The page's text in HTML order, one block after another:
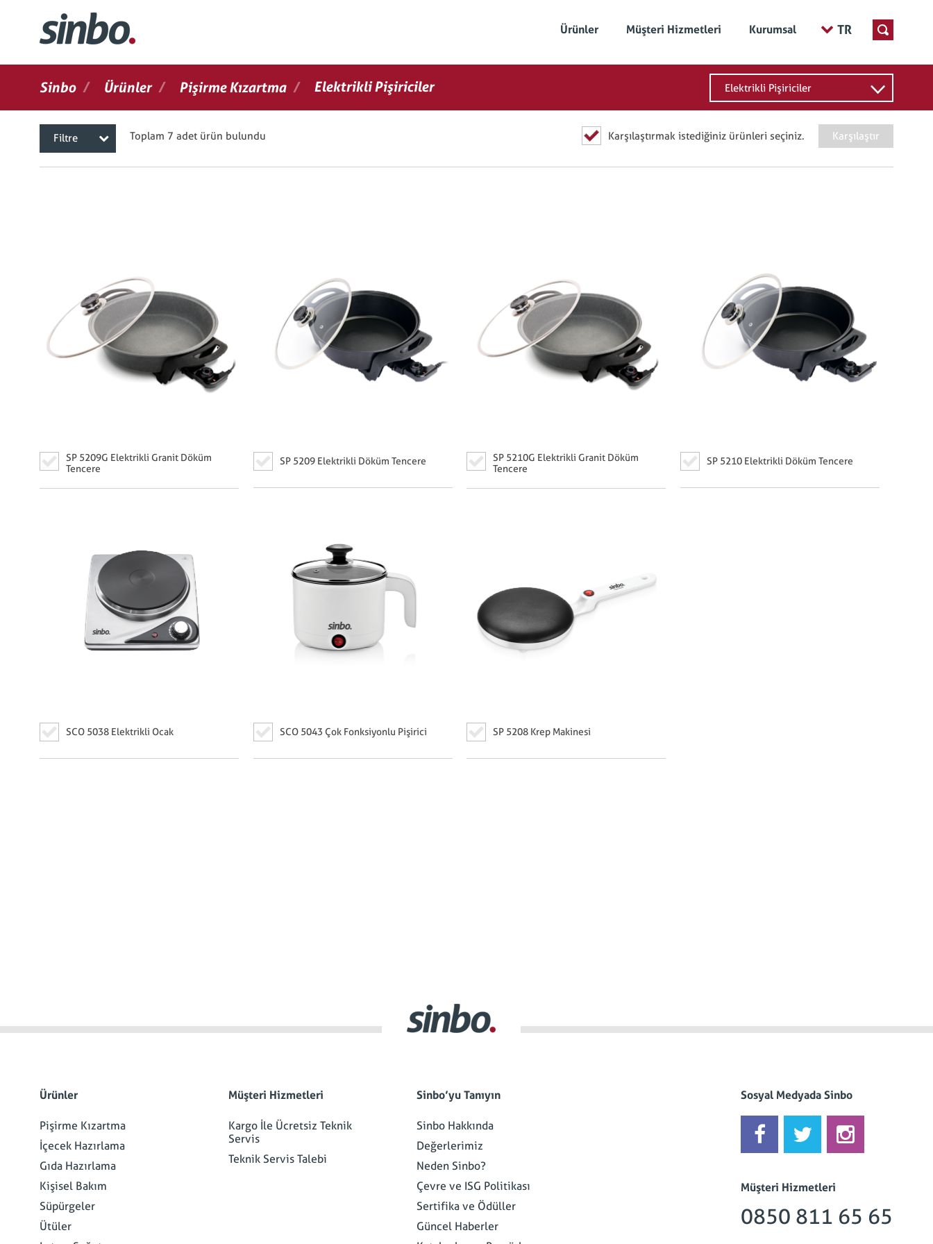
TR
Ürünler Müşteri Hizmetleri Kurumsal
Sinbo / Ürünler / Pişirme Kızartma / Elektrikli Pişiriciler Elektrikli Pişiriciler
Filtre Toplam 7 adet ürün bulundu Karşılaştırmak istediğiniz ürünleri seçiniz. Karşılaştır
SP 5209G Elektrikli Granit Döküm
Tencere
SP 5209 Elektrikli Döküm Tencere
SP 5210G Elektrikli Granit Döküm
Tencere
SP 5210 Elektrikli Döküm Tencere
SCO 5038 Elektrikli Ocak SCO 5043 Çok Fonksiyonlu Pişirici SP 5208 Krep Makinesi
Ürünler
Pişirme Kızartma
İçecek Hazırlama
Gıda Hazırlama
Kişisel Bakım
Süpürgeler
Ütüler
Müşteri Hizmetleri
Kargo İle Ücretsiz Teknik
Servis
Teknik Servis Talebi
Sinbo’yu Tanıyın
Sinbo Hakkında
Değerlerimiz
Neden Sinbo?
Çevre ve ISG Politikası
Sertifika ve Ödüller
Güncel Haberler
Sosyal Medyada Sinbo
Müşteri Hizmetleri
0850 811 65 65